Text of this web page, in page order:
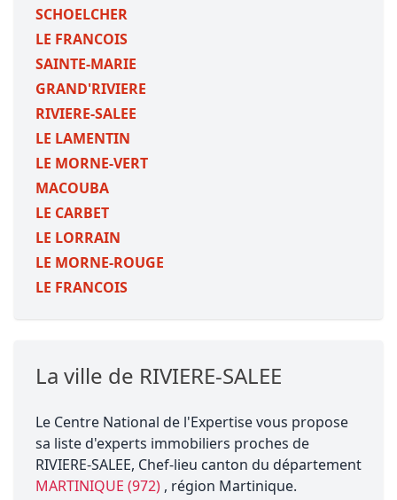
SCHOELCHER
LE FRANCOIS
SAINTE-MARIE
GRAND'RIVIERE
RIVIERE-SALEE
LE LAMENTIN
LE MORNE-VERT
MACOUBA
LE CARBET
LE LORRAIN
LE MORNE-ROUGE
LE FRANCOIS
La ville de RIVIERE-SALEE
Le Centre National de l'Expertise vous propose
sa liste d'experts immobiliers proches de
RIVIERE-SALEE, Chef-lieu canton du département
MARTINIQUE (972) , région Martinique.